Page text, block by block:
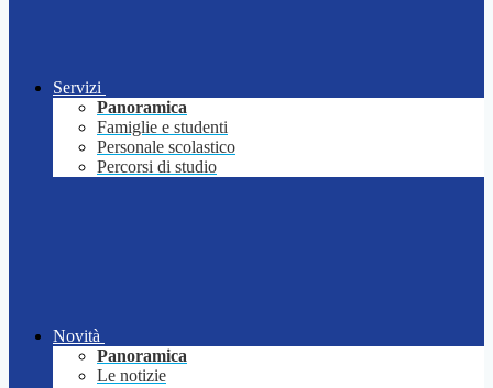
Servizi
Panoramica
Famiglie e studenti
Personale scolastico
Percorsi di studio
Novità
Panoramica
Le notizie